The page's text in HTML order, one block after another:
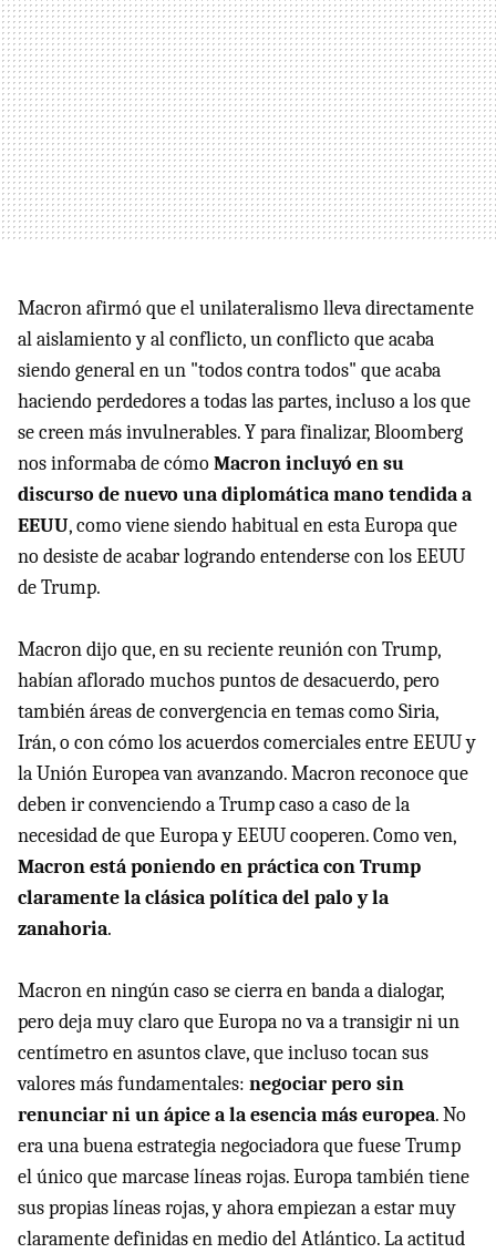
Macron afirmó que el unilateralismo lleva directamente
al aislamiento y al conflicto, un conflicto que acaba
siendo general en un "todos contra todos" que acaba
haciendo perdedores a todas las partes, incluso a los que
se creen más invulnerables. Y para finalizar, Bloomberg
nos informaba de cómoMacron incluyó en su
discurso de nuevo una diplomática mano tendida a
EEUU, como viene siendo habitual en esta Europa que
no desiste de acabar logrando entenderse con los EEUU
de Trump.
Macron dijo que, en su reciente reunión con Trump,
habían aflorado muchos puntos de desacuerdo, pero
también áreas de convergencia en temas como Siria,
Irán, o con cómo los acuerdos comerciales entre EEUU y
la Unión Europea van avanzando. Macron reconoce que
deben ir convenciendo a Trump caso a caso de la
necesidad de que Europa y EEUU cooperen. Como ven,
Macron está poniendo en práctica con Trump
claramente la clásica política del palo y la
zanahoria.
Macron en ningún caso se cierra en banda a dialogar,
pero deja muy claro que Europa no va a transigir ni un
centímetro en asuntos clave, que incluso tocan sus
valores más fundamentales: negociar pero sin
renunciar ni un ápice a la esencia más europea. No
era una buena estrategia negociadora que fuese Trump
el único que marcase líneas rojas. Europa también tiene
sus propias líneas rojas, y ahora empiezan a estar muy
claramente definidas en medio del Atlántico. La actitud